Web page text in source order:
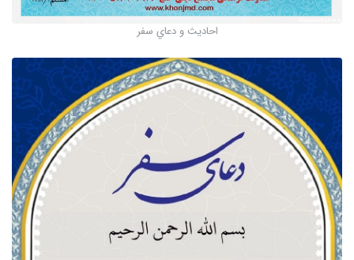
احاديث و دعاي سفر